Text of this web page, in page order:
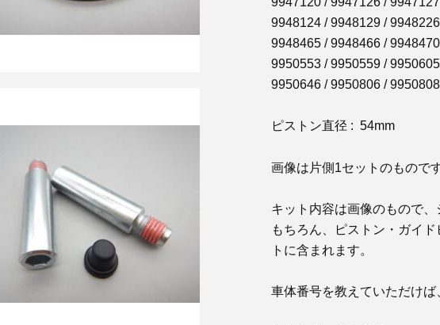
9948124 / 9948129 /
9948465 / 9948466 /
9950553 / 9950559 /
9950646 / 9950806 /
ピストン直径 : 54mm
画像は片側1セットのもので
キット内容は画像のもので
もちろん、ピストン・ガイ
トに含まれます。
車体番号を教えていただけば